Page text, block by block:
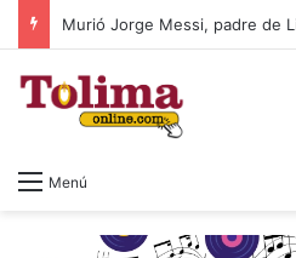
Murió Jorge Messi, padre de
Menú